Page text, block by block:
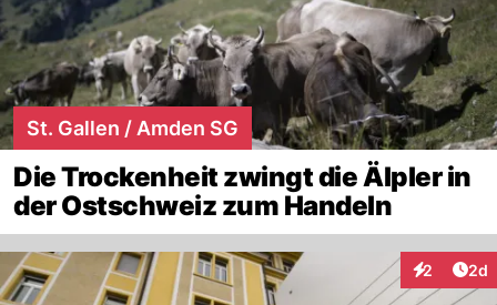
St. Gallen / Amden SG
Die Trockenheit zwingt die Älpler in
der Ostschweiz zum Handeln
2 2d